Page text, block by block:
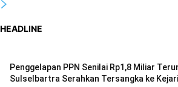
HEADLINE
Penggelapan PPN Senilai Rp1,8 Miliar
Sulselbartra Serahkan Tersangka ke